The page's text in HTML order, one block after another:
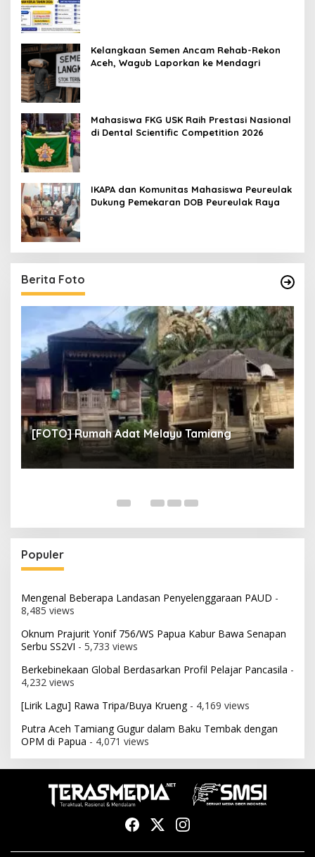
Kelangkaan Semen Ancam Rehab-Rekon
Aceh, Wagub Laporkan ke Mendagri
Mahasiswa FKG USK Raih Prestasi Nasional
di Dental Scientific Competition 2026
IKAPA dan Komunitas Mahasiswa Peureulak
Dukung Pemekaran DOB Peureulak Raya
Berita Foto
[FOTO] Rumah Adat Melayu Tamiang
Populer
Mengenal Beberapa Landasan Penyelenggaraan PAUD -
8,485 views
Oknum Prajurit Yonif 756/WS Papua Kabur Bawa Senapan
Serbu SS2VI - 5,733 views
Berkebinekaan Global Berdasarkan Profil Pelajar Pancasila -
4,232 views
[Lirik Lagu] Rawa Tripa/Buya Krueng- 4,169 views
Putra Aceh Tamiang Gugur dalam Baku Tembak dengan
OPM di Papua - 4,071 views